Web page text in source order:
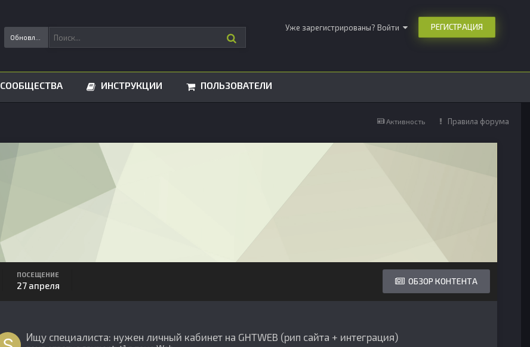
Уже зарегистрированы? Войти РЕГИСТРАЦИЯ
СООБЩЕСТВА ИНСТРУКЦИИ ПОЛЬЗОВАТЕЛИ
Активность Правила форума
ОБЗОР КОНТЕНТА
ПОСЕЩЕНИЕ
27 апреля
Ищу специалиста: нужен личный кабинет на GHTWEB (рип сайта + интеграция)